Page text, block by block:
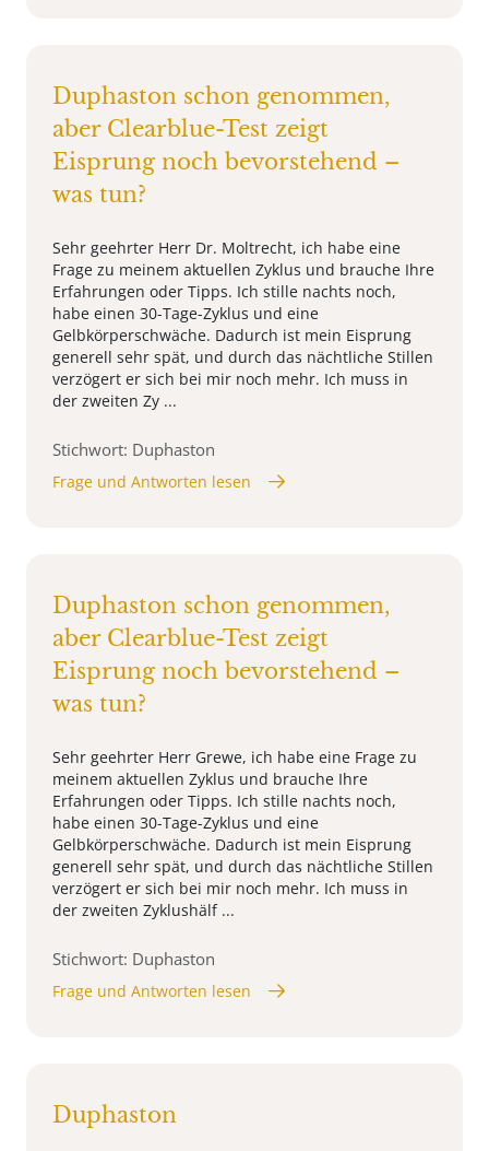
Duphaston schon genommen,
aber Clearblue-Test zeigt
Eisprung noch bevorstehend –
was tun?
Sehr geehrter Herr Dr. Moltrecht, ich habe eine
Frage zu meinem aktuellen Zyklus und brauche Ihre
Erfahrungen oder Tipps. Ich stille nachts noch,
habe einen 30-Tage-Zyklus und eine
Gelbkörperschwäche. Dadurch ist mein Eisprung
generell sehr spät, und durch das nächtliche Stillen
verzögert er sich bei mir noch mehr. Ich muss in
der zweiten Zy ...
Stichwort: Duphaston
Frage und Antworten lesen
Duphaston schon genommen,
aber Clearblue-Test zeigt
Eisprung noch bevorstehend –
was tun?
Sehr geehrter Herr Grewe, ich habe eine Frage zu
meinem aktuellen Zyklus und brauche Ihre
Erfahrungen oder Tipps. Ich stille nachts noch,
habe einen 30-Tage-Zyklus und eine
Gelbkörperschwäche. Dadurch ist mein Eisprung
generell sehr spät, und durch das nächtliche Stillen
verzögert er sich bei mir noch mehr. Ich muss in
der zweiten Zyklushälf ...
Stichwort: Duphaston
Frage und Antworten lesen
Duphaston